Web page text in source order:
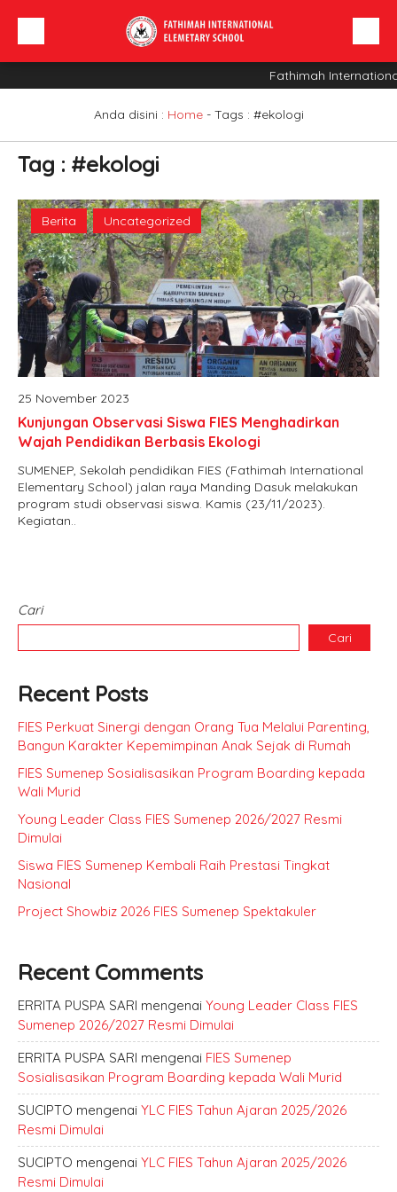
Profil Sekolah
Berita
Sarana
INFO SPMB
Fathimah
Anda disini : Home- Tags : #ekologi
Tag : #ekologi
Berita Uncategorized
25 November 2023
Kunjungan Observasi Siswa FIES Menghadirkan
Wajah Pendidikan Berbasis Ekologi
SUMENEP, Sekolah pendidikan FIES (Fathimah International
Elementary School) jalan raya Manding Dasuk melakukan
program studi observasi siswa. Kamis (23/11/2023).
Kegiatan..
Cari
Cari
Recent Posts
FIES Perkuat Sinergi dengan Orang Tua Melalui Parenting,
Bangun Karakter Kepemimpinan Anak Sejak di Rumah
FIES Sumenep Sosialisasikan Program Boarding kepada
Wali Murid
Young Leader Class FIES Sumenep 2026/2027 Resmi
Dimulai
Siswa FIES Sumenep Kembali Raih Prestasi Tingkat
Nasional
Project Showbiz 2026 FIES Sumenep Spektakuler
Recent Comments
ERRITA PUSPA SARI mengenai Young Leader Class FIES
Sumenep 2026/2027 Resmi Dimulai
ERRITA PUSPA SARI mengenai FIES Sumenep
Sosialisasikan Program Boarding kepada Wali Murid
SUCIPTO mengenai YLC FIES Tahun Ajaran 2025/2026
Resmi Dimulai
SUCIPTO mengenai YLC FIES Tahun Ajaran 2025/2026
Resmi Dimulai